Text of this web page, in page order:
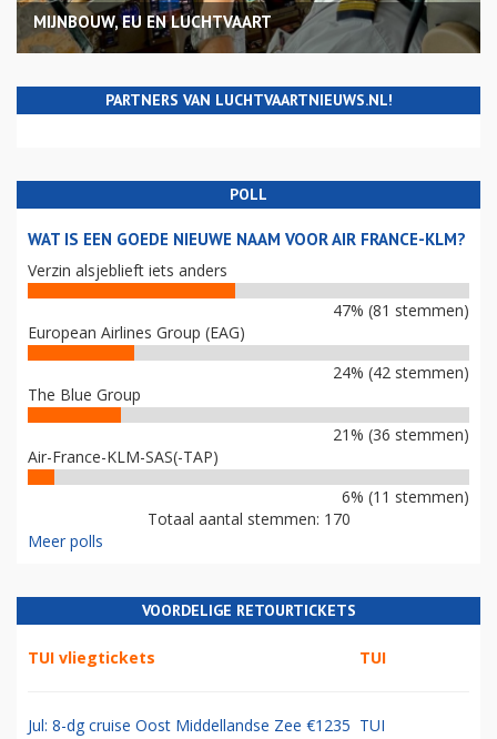
MIJNBOUW, EU EN LUCHTVAART
PARTNERS VAN LUCHTVAARTNIEUWS.NL!
POLL
WAT IS EEN GOEDE NIEUWE NAAM VOOR AIR FRANCE-KLM?
Verzin alsjeblieft iets anders
47% (81 stemmen)
European Airlines Group (EAG)
24% (42 stemmen)
The Blue Group
21% (36 stemmen)
Air-France-KLM-SAS(-TAP)
6% (11 stemmen)
Totaal aantal stemmen: 170
Meer polls
VOORDELIGE RETOURTICKETS
TUI vliegtickets TUI
Jul: 8-dg cruise Oost Middellandse Zee €1235 TUI